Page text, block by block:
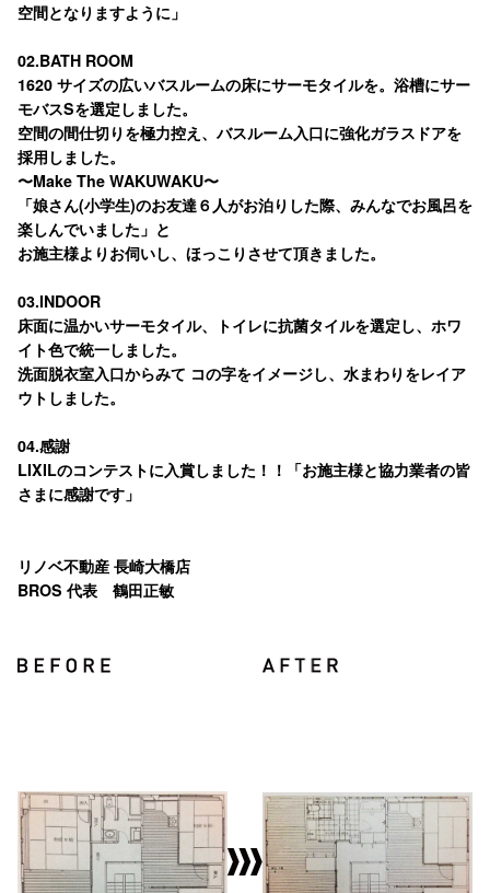
空間となりますように」
02.BATH ROOM
1620 サイズの広いバスルームの床にサーモタイルを。浴槽にサー
モバスSを選定しました。
空間の間仕切りを極力控え、バスルーム入口に強化ガラスドアを
採用しました。
〜Make The WAKUWAKU〜
「娘さん(小学生)のお友達６人がお泊りした際、みんなでお風呂を
楽しんでいました」と
お施主様よりお伺いし、ほっこりさせて頂きました。
03.INDOOR
床面に温かいサーモタイル、トイレに抗菌タイルを選定し、ホワ
イト色で統一しました。
洗面脱衣室入口からみて コの字をイメージし、水まわりをレイア
ウトしました。
04.感謝
LIXILのコンテストに入賞しました！！「お施主様と協力業者の皆
さまに感謝です」
リノベ不動産 長崎大橋店
BROS 代表 鶴田正敏